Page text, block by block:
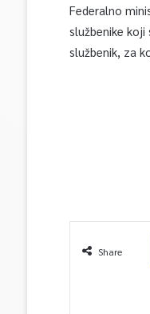
Federalno
službenike
službenik, za
Share